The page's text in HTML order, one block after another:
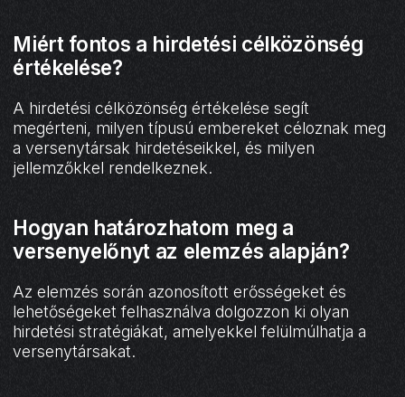
Miért fontos a hirdetési célközönség
értékelése?
A hirdetési célközönség értékelése segít
megérteni, milyen típusú embereket céloznak meg
a versenytársak hirdetéseikkel, és milyen
jellemzőkkel rendelkeznek.
Hogyan határozhatom meg a
versenyelőnyt az elemzés alapján?
Az elemzés során azonosított erősségeket és
lehetőségeket felhasználva dolgozzon ki olyan
hirdetési stratégiákat, amelyekkel felülmúlhatja a
versenytársakat.